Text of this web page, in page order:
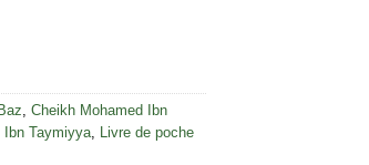
, Cheikh Mohamed Ibn
Ibn Taymiyya, Livre de poche